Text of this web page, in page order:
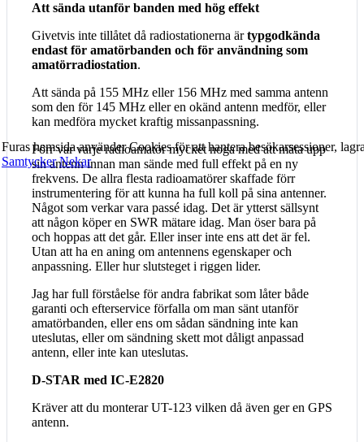
Att sända utanför banden med hög effekt
Givetvis inte tillåtet då radiostationerna ärtypgodkända
endast för amatörbanden och för användning som
amatörradiostation.
Att sända på 155 MHz eller 156 MHz med samma antenn
som den för 145 MHz eller en okänd antenn medför, eller
kan medföra mycket kraftig missanpassning.
Förr var varje radioamatör mycket noga med att mäta upp
sin antenn innan man sände med full effekt på en ny
frekvens. De allra flesta radioamatörer skaffade förr
instrumentering för att kunna ha full koll på sina antenner.
Något som verkar vara passé idag. Det är ytterst sällsynt
att någon köper en SWR mätare idag. Man öser bara på
och hoppas att det går. Eller inser inte ens att det är fel.
Utan att ha en aning om antennens egenskaper och
anpassning. Eller hur slutsteget i riggen lider.
Jag har full förståelse för andra fabrikat som låter både
garanti och efterservice förfalla om man sänt utanför
amatörbanden, eller ens om sådan sändning inte kan
uteslutas, eller om sändning skett mot dåligt anpassad
antenn, eller inte kan uteslutas.
D-STAR med IC-E2820
Kräver att du monterar UT-123 vilken då även ger en GPS
antenn.
Furas hemsida använder Cookies för att hantera besökarsessioner,
Samtycker Nekar